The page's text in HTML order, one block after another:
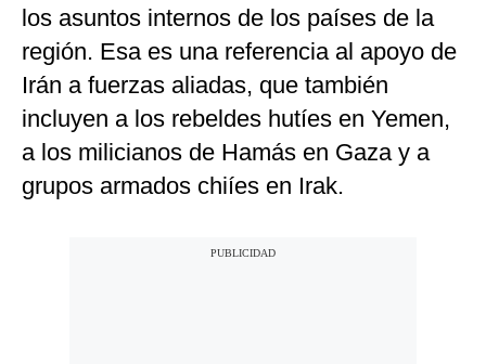
los asuntos internos de los países de la
región. Esa es una referencia al apoyo de
Irán a fuerzas aliadas, que también
incluyen a los rebeldes hutíes en Yemen,
a los milicianos de Hamás en Gaza y a
grupos armados chiíes en Irak.